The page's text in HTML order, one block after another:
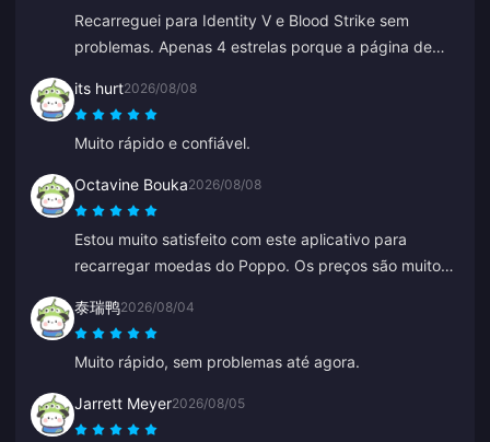
Recarreguei para Identity V e Blood Strike sem
problemas. Apenas 4 estrelas porque a página de
resolveu super rápido. Ótimos preços e seleção de
jogos!
its hurt2026/08/08
Muito rápido e confiável.
Octavine Bouka2026/08/08
Estou muito satisfeito com este aplicativo para
recarregar moedas do Poppo. Os preços são muito
Recomendo muito a todos, obrigado.
泰瑞鸭2026/08/04
Muito rápido, sem problemas até agora.
Jarrett Meyer2026/08/05